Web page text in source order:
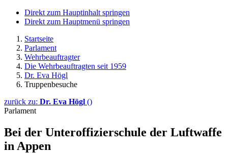
Direkt zum Hauptinhalt springen
Direkt zum Hauptmenü springen
Startseite
Parlament
Wehrbeauftragter
Die Wehrbeauftragten seit 1959
Dr. Eva Högl
Truppenbesuche
zurück zu: Dr. Eva Högl ()
Parlament
Bei der Unteroffizier­schule der Luftwaffe
in Appen